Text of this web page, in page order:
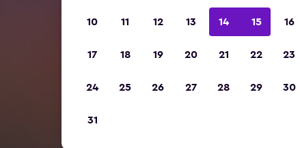
10 11 12 13 14 15 16
17 18 19 20 21 22 23
24 25 26 27 28 29 30
31